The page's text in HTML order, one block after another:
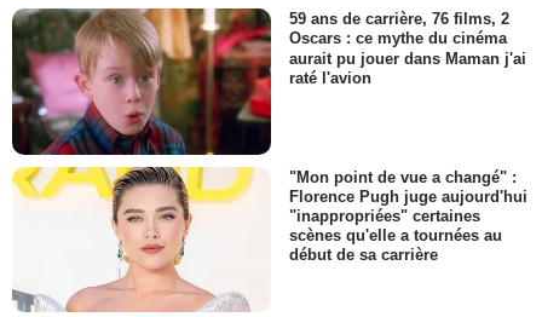
59 ans de carrière, 76 films, 2
Oscars : ce mythe du cinéma
aurait pu jouer dans Maman j'ai
raté l'avion
"Mon point de vue a changé" :
Florence Pugh juge aujourd'hui
"inappropriées" certaines
scènes qu'elle a tournées au
début de sa carrière